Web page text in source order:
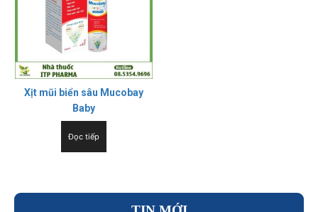
Xịt mũi biển sâu Mucobay
Baby
Đọc tiếp